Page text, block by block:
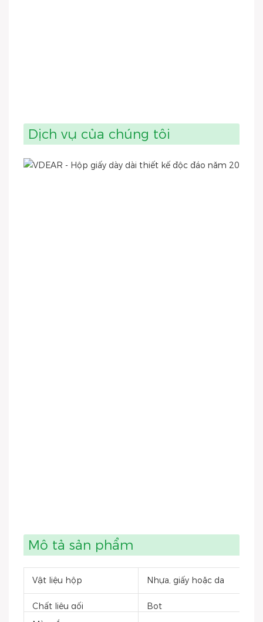
Dịch vụ của chúng tôi
Mô tả sản phẩm
Vật liệu hộp Nhựa, giấy hoặc da
Chất liệu gối
Bọt